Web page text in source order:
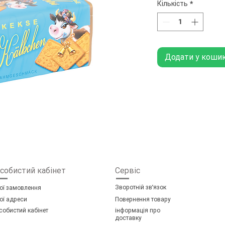
Кількість *
Додати у
кабінет
замовлення
адреси
кабінет
Сервіс
Зворотній зв'язок
Повернення товару
інформація про
доставку